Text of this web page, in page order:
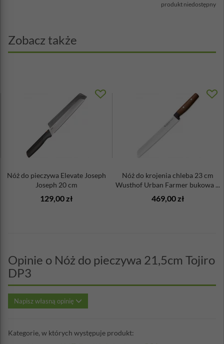
produkt niedostępny
Zobacz także
Nóż do pieczywa Elevate Joseph
Joseph 20 cm
129,00 zł
Nóż do krojenia chleba 23 cm
Wusthof Urban Farmer bukowa ...
469,00 zł
Opinie o Nóż do pieczywa 21,5cm Tojiro
DP3
Napisz własną opinię
Kategorie, w których występuje produkt: